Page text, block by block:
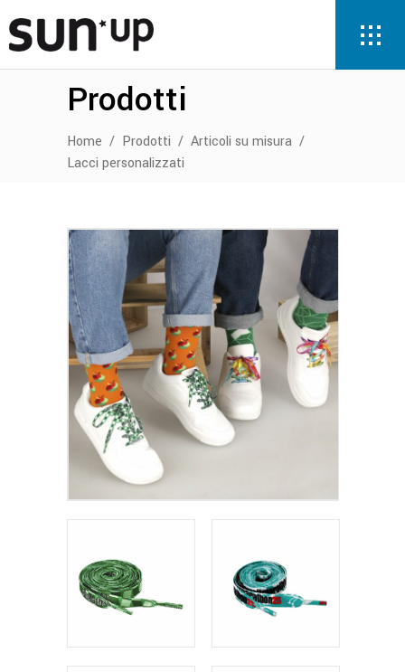
Prodotti
Home / Prodotti / Articoli su misura /
Lacci personalizzati